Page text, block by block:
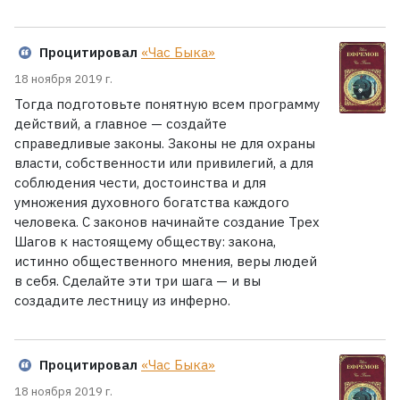
Процитировал «Час Быка»
18 ноября 2019 г.
Тогда подготовьте понятную всем программу
действий, а главное — создайте
справедливые законы. Законы не для охраны
власти, собственности или привилегий, а для
соблюдения чести, достоинства и для
умножения духовного богатства каждого
человека. С законов начинайте создание Трех
Шагов к настоящему обществу: закона,
истинно общественного мнения, веры людей
в себя. Сделайте эти три шага — и вы
создадите лестницу из инферно.
Процитировал «Час Быка»
18 ноября 2019 г.